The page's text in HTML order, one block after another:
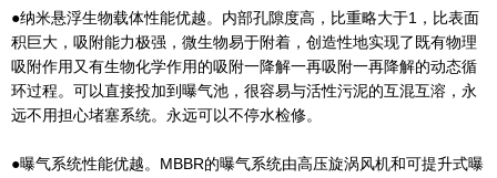
●纳米悬浮生物载体性能优越。内部孔隙度高，比重略大于1，比表面
积巨大，吸附能力极强，微生物易于附着，创造性地实现了既有物理
吸附作用又有生物化学作用的吸附一降解一再吸附一再降解的动态循
环过程。可以直接投加到曝气池，很容易与活性污泥的互混互溶，永
远不用担心堵塞系统。永远可以不停水检修。
●曝气系统性能优越。MBBR的曝气系统由高压旋涡风机和可提升式曝